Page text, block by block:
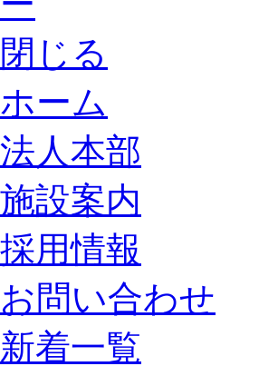
閉じる
ホーム
法人本部
施設案内
採用情報
お問い合わせ
新着一覧